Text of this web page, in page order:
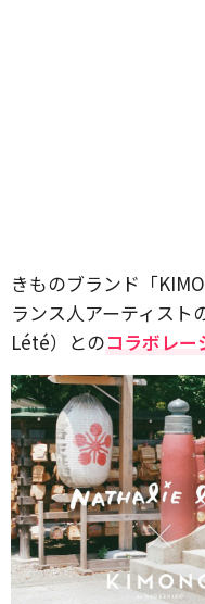
きものブランド「
ランス人アーティス
Lété）とのコラボレー